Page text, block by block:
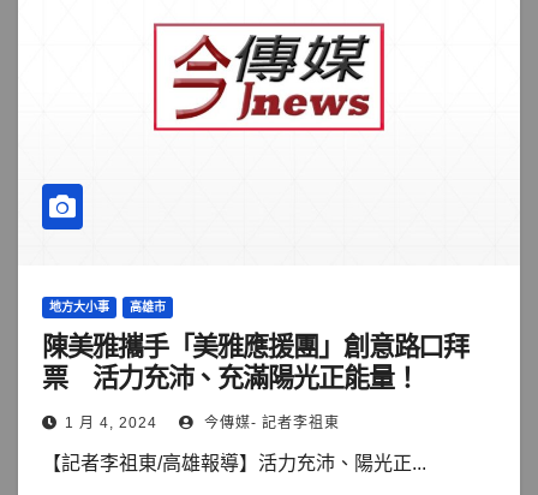
地方大小事 高雄市
陳美雅攜手「美雅應援團」創意路口拜
票 活力充沛、充滿陽光正能量！
1 月 4, 2024 今傳媒- 記者李祖東
【記者李祖東/高雄報導】活力充沛、陽光正...